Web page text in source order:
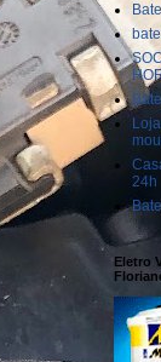
24h
Eletro